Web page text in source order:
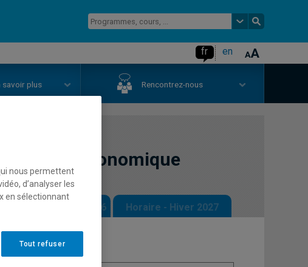
fr en
savoir plus Rencontrez-nous
économique
Horaire - Automne 2026 Horaire - Hiver 2027
nous permettent
d’analyser les
en sélectionnant
Tout refuser